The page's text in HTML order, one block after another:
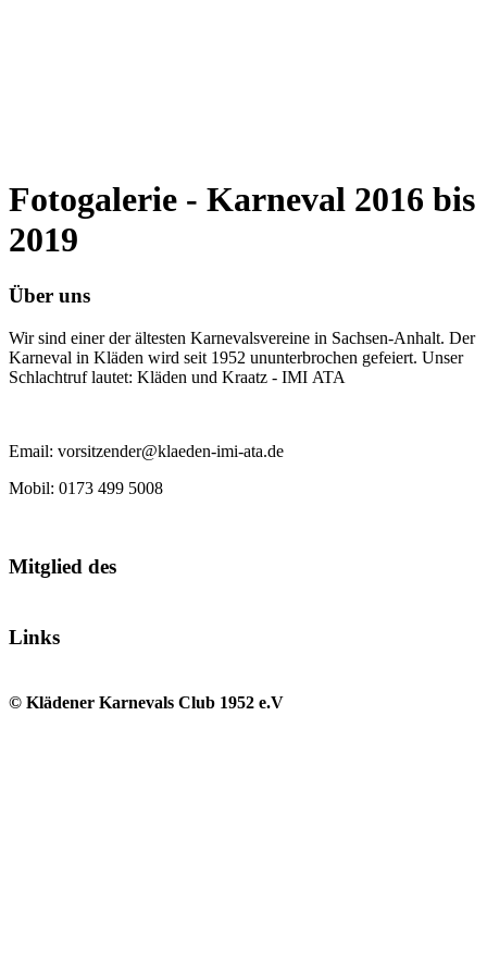
Fotogalerie - Karneval 2016 bis
2019
Über uns
Wir sind einer der ältesten Karnevalsvereine in Sachsen-Anhalt. Der
Karneval in Kläden wird seit 1952 ununterbrochen gefeiert. Unser
Schlachtruf lautet: Kläden und Kraatz - IMI ATA
Email: vorsitzender@klaeden-imi-ata.de
Mobil: 0173 499 5008
Mitglied des
Links
© Klädener Karnevals Club 1952 e.V